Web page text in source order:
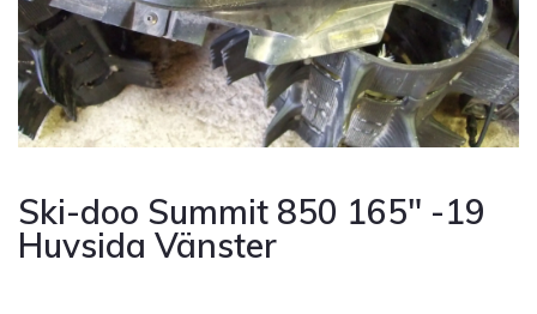
Ski-doo Summit 850 165″ -19
Huvsida Vänster